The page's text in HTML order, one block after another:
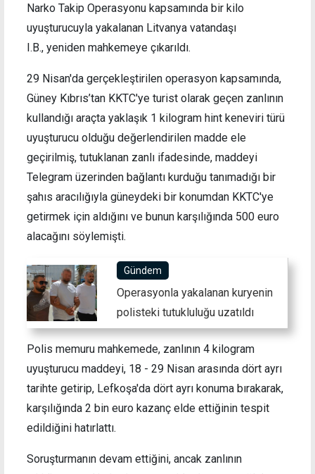
Narko Takip Operasyonu kapsamında bir kilo
uyuşturucuyla yakalanan Litvanya vatandaşı
I.B., yeniden mahkemeye çıkarıldı.
29 Nisan'da gerçekleştirilen operasyon kapsamında,
Güney Kıbrıs’tan KKTC'ye turist olarak geçen zanlının
kullandığı araçta yaklaşık 1 kilogram hint keneviri türü
uyuşturucu olduğu değerlendirilen madde ele
geçirilmiş, tutuklanan zanlı ifadesinde, maddeyi
Telegram üzerinden bağlantı kurduğu tanımadığı bir
şahıs aracılığıyla güneydeki bir konumdan KKTC'ye
getirmek için aldığını ve bunun karşılığında 500 euro
alacağını söylemişti.
Gündem
Operasyonla yakalanan kuryenin
polisteki tutukluluğu uzatıldı
Polis memuru mahkemede, zanlının 4 kilogram
uyuşturucu maddeyi, 18 - 29 Nisan arasında dört ayrı
tarihte getirip, Lefkoşa'da dört ayrı konuma bırakarak,
karşılığında 2 bin euro kazanç elde ettiğinin tespit
edildiğini hatırlattı.
Soruşturmanın devam ettiğini, ancak zanlının